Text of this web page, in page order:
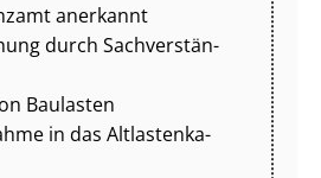
anerkannt
durch Sach­ver­stän­
Baulasten
in das Alt­las­ten­ka­